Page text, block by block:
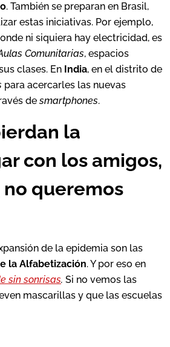
. También se preparan en Brasil,
estas iniciativas. Por ejemplo,
ni siquiera hay electricidad, es
Comunitarias, espacios
clases. En India, en el distrito de
para acercarles las nuevas
desmartphones.
la
con los amigos,
queremos
de la epidemia son las
la Alfabetización. Y por eso en
sin sonrisas. Si no vemos las
mascarillas y que las escuelas